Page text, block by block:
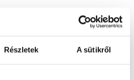
Részletek A sütikről
Vélemények